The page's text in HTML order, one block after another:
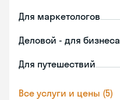
Для маркетологов
Деловой - для бизнеса
Для путешествий
Все услуги и цены (5)